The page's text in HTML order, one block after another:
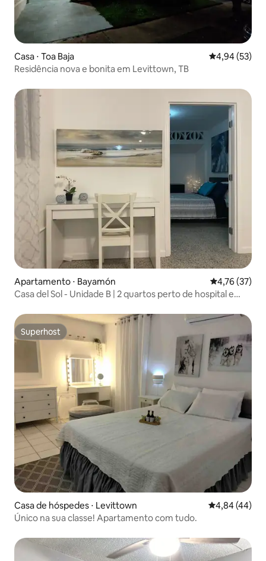
Casa ⋅ Toa Baja 4,94 de uma
4,94 (53)
Residência nova e bonita em Levittown, TB
Apartamento ⋅ Bayamón 4,76 de uma
4,76 (37)
Casa del Sol - Unidade B | 2 quartos perto de hospital e
Superhost
Superhost
Casa de hóspedes ⋅ Levittown 4,84 de uma
4,84 (44)
Único na sua classe! Apartamento com tudo.